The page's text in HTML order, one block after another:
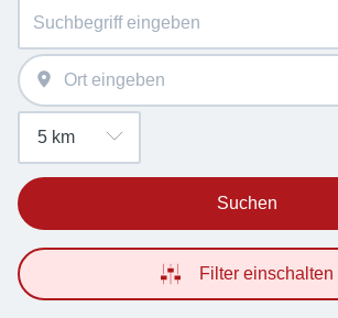
Suchen
Filter einschalten